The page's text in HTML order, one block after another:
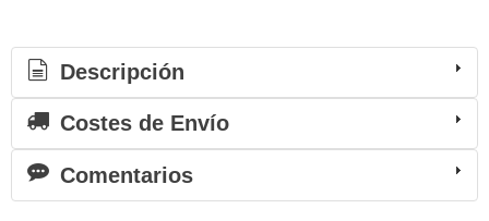
Descripción
Costes de Envío
Comentarios